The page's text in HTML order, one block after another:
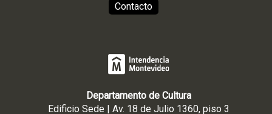
Contacto
Departamento de Cultura
Edificio Sede | Av. 18 de Julio 1360, piso 3